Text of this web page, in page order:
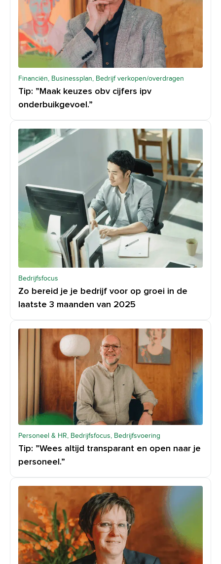
Financiën, Businessplan, Bedrijf verkopen/overdragen
Tip: ”Maak keuzes obv cijfers ipv
onderbuikgevoel.”
Bedrijfsfocus
Zo bereid je je bedrijf voor op groei in de
laatste 3 maanden van 2025
Personeel & HR, Bedrijfsfocus, Bedrijfsvoering
Tip: ”Wees altijd transparant en open naar je
personeel.”